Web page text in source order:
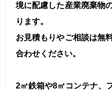
境に配慮した産業廃棄物
ります。
お見積もりやご相談は無
合わせください。
2㎥鉄箱や8㎥コンテナ、